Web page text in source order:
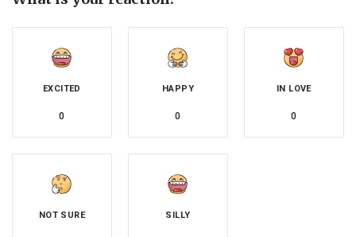
EXCITED
0
HAPPY
0
IN LOVE
0
NOT SURE SILLY